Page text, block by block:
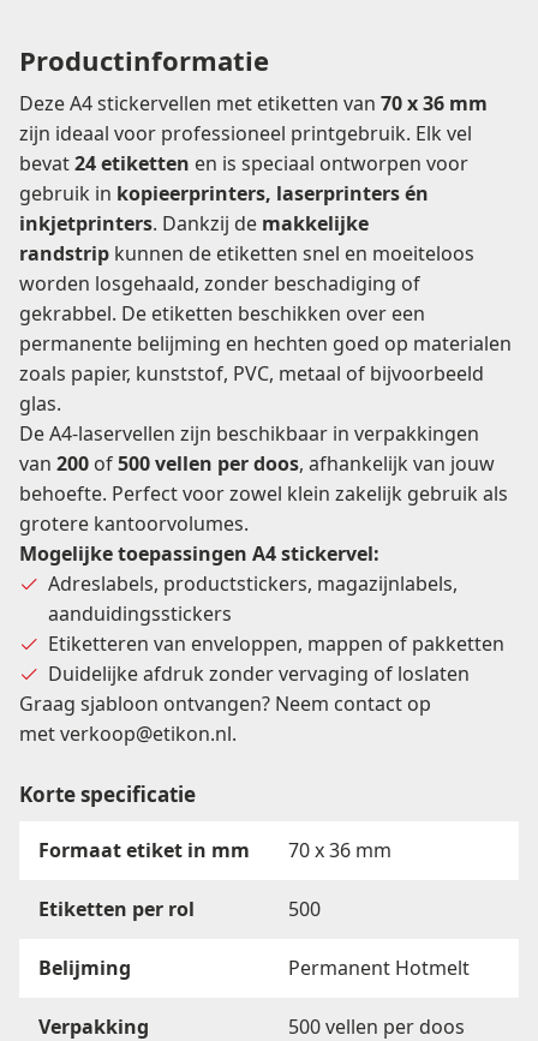
x
mm
á
500
vellen
per
doos
aantal
Productinformatie
Deze A4 stickervellen met etiketten van 70 x 36 mm
zijn ideaal voor professioneel printgebruik. Elk vel
bevat24 etiketten en is speciaal ontworpen voor
gebruik in kopieerprinters, laserprinters én
inkjetprinters. Dankzij de makkelijke
randstrip kunnen de etiketten snel en moeiteloos
worden losgehaald, zonder beschadiging of
gekrabbel. De etiketten beschikken over een
permanente belijming en hechten goed op materialen
zoals papier, kunststof, PVC, metaal of bijvoorbeeld
glas.
De A4-laservellen zijn beschikbaar in verpakkingen
van 200 of500 vellen per doos, afhankelijk van jouw
behoefte. Perfect voor zowel klein zakelijk gebruik als
grotere kantoorvolumes.
Mogelijke toepassingen A4 stickervel:
Adreslabels, productstickers, magazijnlabels,
aanduidingsstickers
Etiketteren van enveloppen, mappen of pakketten
Duidelijke afdruk zonder vervaging of loslaten
Graag sjabloon ontvangen? Neem contact op
metverkoop@etikon.nl.
Korte specificatie
Formaat etiket in mm 70 x 36 mm
Etiketten per rol 500
Belijming Permanent Hotmelt
Verpakking 500 vellen per doos